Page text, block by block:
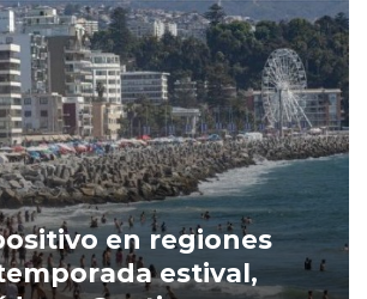
en regiones
estival,